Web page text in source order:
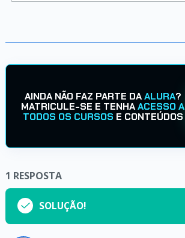
AINDA NÃO FAZ PARTE DAALURA?
MATRICULE-SE E TENHAACESSO A
TODOS OS CURSOS E CONTEÚDOS
1 RESPOSTA
SOLUÇÃO!